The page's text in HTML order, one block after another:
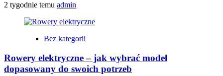
2 tygodnie temu admin
Bez kategorii
Rowery elektryczne – jak wybrać model
dopasowany do swoich potrzeb